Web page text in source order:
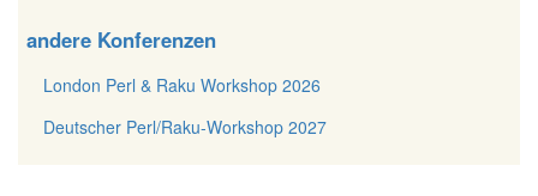
andere Konferenzen
London Perl & Raku Workshop 2026
Deutscher Perl/Raku-Workshop 2027